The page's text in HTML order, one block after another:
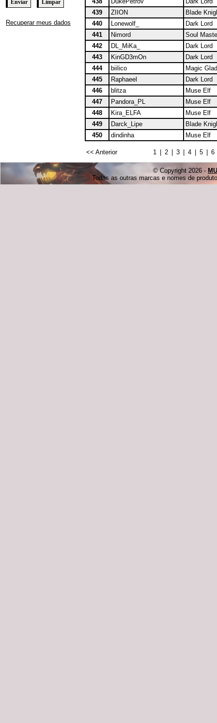
439
ZIION
Blade
440
Lonewolf_
Dark Lord
441
Nimord
Soul
442
DL_MiKa_
Dark Lord
443
KinGD3mOn
Dark Lord
444
biilico
Magic
445
Raphaeel
Dark Lord
446
blitza
Muse Elf
447
Pandora_PL
Muse Elf
448
Kira_ELFA
Muse Elf
449
Darck_Lipe
Blade
450
dindinha Muse Elf
<< Anterior 1 2 3 4 5 6
Recuperar meus dados
© Copyright 2026 -
Todas as outras marcas e nomes de